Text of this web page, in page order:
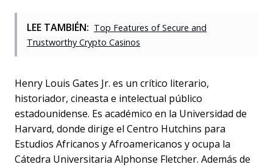
LEE TAMBIÉN: Top Features of Secure and
Trustworthy Crypto Casinos
Henry Louis Gates Jr. es un crítico literario,
historiador, cineasta e intelectual público
estadounidense. Es académico en la Universidad de
Harvard, donde dirige el Centro Hutchins para
Estudios Africanos y Afroamericanos y ocupa la
Cátedra Universitaria Alphonse Fletcher. Además de